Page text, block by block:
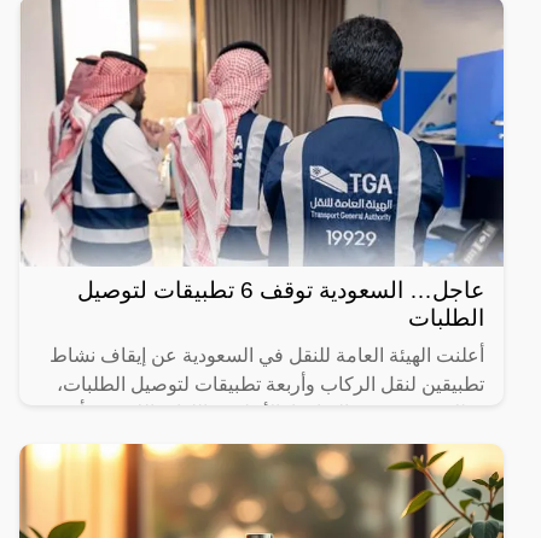
عاجل… السعودية توقف 6 تطبيقات لتوصيل
الطلبات
أعلنت الهيئة العامة للنقل في السعودية عن إيقاف نشاط
تطبيقين لنقل الركاب وأربعة تطبيقات لتوصيل الطلبات،